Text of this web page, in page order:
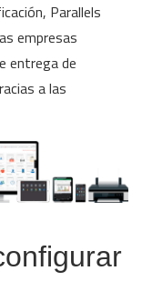
Parallels
empresas
entrega de
a las